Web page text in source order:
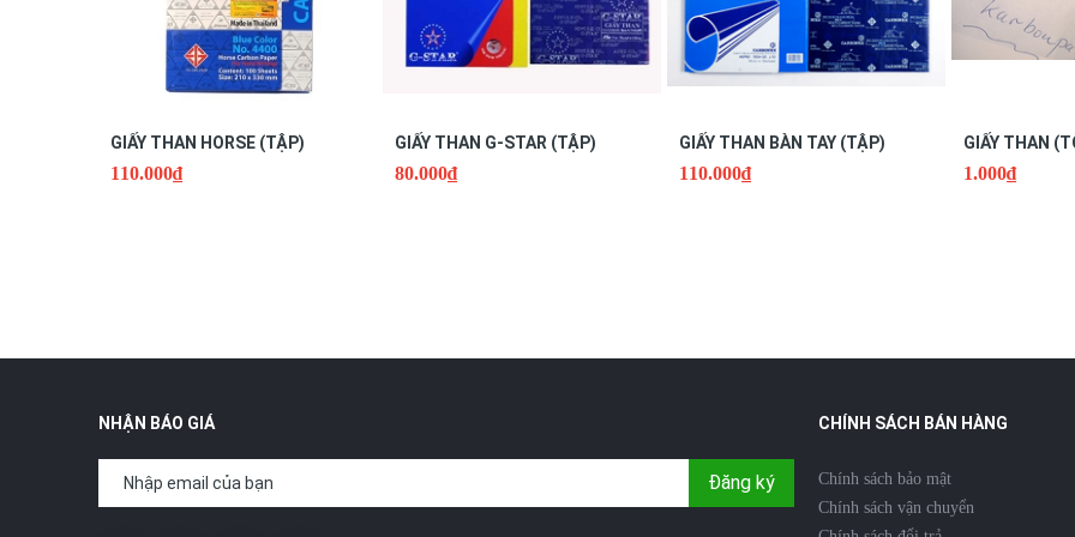
GIẤY THAN HORSE (TẬP)
110.000₫
GIẤY THAN G-STAR (TẬP)
80.000₫
GIẤY THAN BÀN TAY (TẬP)
110.000₫
GIẤY THAN
1.000₫
NHẬN BÁO GIÁ
Đăng ký
CHÍNH SÁCH BÁN HÀNG
Chính sách bảo mật
Chính sách vận chuyển